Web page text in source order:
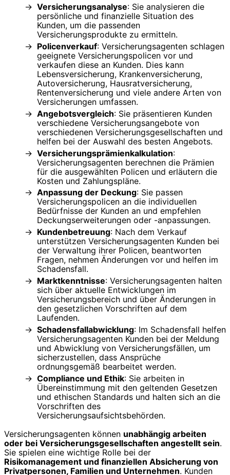
Versicherungsanalyse: Sie analysieren die
persönliche und finanzielle Situation des
Kunden, um die passenden
Versicherungsprodukte zu ermitteln.
Policenverkauf: Versicherungsagenten schlagen
geeignete Versicherungspolicen vor und
verkaufen diese an Kunden. Dies kann
Lebensversicherung, Krankenversicherung,
Autoversicherung, Hausratversicherung,
Rentenversicherung und viele andere Arten von
Versicherungen umfassen.
Angebotsvergleich: Sie präsentieren Kunden
verschiedene Versicherungsangebote von
verschiedenen Versicherungsgesellschaften und
helfen bei der Auswahl des besten Angebots.
Versicherungsprämienkalkulation:
Versicherungsagenten berechnen die Prämien
für die ausgewählten Policen und erläutern die
Kosten und Zahlungspläne.
Anpassung der Deckung: Sie passen
Versicherungspolicen an die individuellen
Bedürfnisse der Kunden an und empfehlen
Deckungserweiterungen oder -anpassungen.
Kundenbetreuung: Nach dem Verkauf
unterstützen Versicherungsagenten Kunden bei
der Verwaltung ihrer Policen, beantworten
Fragen, nehmen Änderungen vor und helfen im
Schadensfall.
Marktkenntnisse: Versicherungsagenten halten
sich über aktuelle Entwicklungen im
Versicherungsbereich und über Änderungen in
den gesetzlichen Vorschriften auf dem
Laufenden.
Schadensfallabwicklung: Im Schadensfall helfen
Versicherungsagenten Kunden bei der Meldung
und Abwicklung von Versicherungsfällen, um
sicherzustellen, dass Ansprüche
ordnungsgemäß bearbeitet werden.
Compliance und Ethik: Sie arbeiten in
Übereinstimmung mit den geltenden Gesetzen
und ethischen Standards und halten sich an die
Vorschriften des
Versicherungsaufsichtsbehörden.
Versicherungsagenten können unabhängig arbeiten
oder bei Versicherungsgesellschaften angestellt sein.
Sie spielen eine wichtige Rolle bei der
Risikomanagement und finanziellen Absicherung von
Privatpersonen, Familien und Unternehmen. Kunden